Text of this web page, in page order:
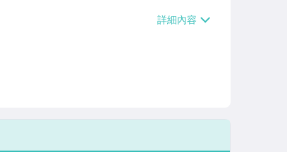
貨付款【單件運費$60、滿5件
件運費$120、滿5件或消費滿